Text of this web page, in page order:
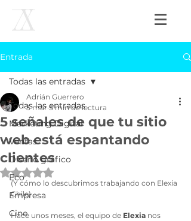
Entrada
Todas las entradas
Marketing Digital
Ventas
Diseño gráfico
Eco
Empresa
Cine
Todas las entradas
5 señales de que tu sitio
web está espantando
clientes
Adrián Guerrero
3 mar 5 min de lectura
Obtuvo NaN de 5 estrellas.
(Y cómo lo descubrimos trabajando con Elexia
Chile)
Hace unos meses, el equipo de Elexia nos